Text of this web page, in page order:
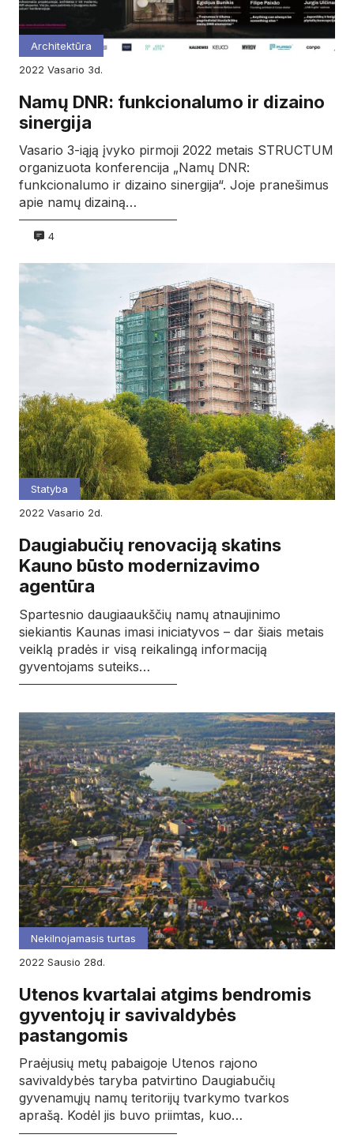
Architektūra
2022
vasario 3d.
Namų DNR: funkcionalumo ir dizaino
sinergija
Vasario 3-iąją įvyko pirmoji 2022 metais STRUCTUM
organizuota konferencija „Namų DNR:
funkcionalumo ir dizaino sinergija“. Joje pranešimus
apie namų dizainą…
4
Statyba
2022
vasario 2d.
Daugiabučių renovaciją skatins
Kauno būsto modernizavimo
agentūra
Spartesnio daugiaaukščių namų atnaujinimo
siekiantis Kaunas imasi iniciatyvos – dar šiais metais
veiklą pradės ir visą reikalingą informaciją
gyventojams suteiks…
Nekilnojamasis turtas
2022
sausio 28d.
Utenos kvartalai atgims bendromis
gyventojų ir savivaldybės
pastangomis
Praėjusių metų pabaigoje Utenos rajono
savivaldybės taryba patvirtino Daugiabučių
gyvenamųjų namų teritorijų tvarkymo tvarkos
aprašą. Kodėl jis buvo priimtas, kuo…